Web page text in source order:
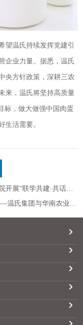
望温氏持续发挥党建引
企业力量。据悉，温氏
央方针政策，深耕三农
来，温氏将坚持高质量
标，做大做强中国肉蛋
生活需要。
上一篇：温氏集团禽业党支部与广东省农科院开展“联学共建·共话发展”主题交流
下一篇：党建领航聚合力 校企同心启新程——温氏集团与华南农业大学动物科学学院签订第七期合作协议